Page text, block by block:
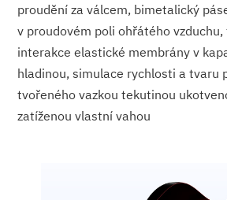
proudění za válcem, bimetalický
v proudovém poli ohřátého
interakce elastické membrány v
hladinou, simulace rychlosti a tvaru
tvořeného vazkou tekutinou
zatíženou vlastní vahou